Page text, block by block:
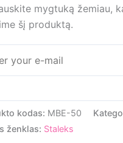
mygtuką žemiau,
šį produktą.
kodas: MBE-50
ženklas: Staleks